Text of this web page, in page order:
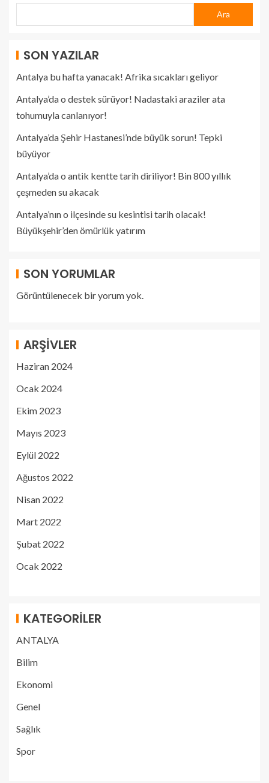
Ara
SON YAZILAR
Antalya bu hafta yanacak! Afrika sıcakları geliyor
Antalya’da o destek sürüyor! Nadastaki araziler ata
tohumuyla canlanıyor!
Antalya’da Şehir Hastanesi’nde büyük sorun! Tepki
büyüyor
Antalya’da o antik kentte tarih diriliyor! Bin 800 yıllık
çeşmeden su akacak
Antalya’nın o ilçesinde su kesintisi tarih olacak!
Büyükşehir’den ömürlük yatırım
SON YORUMLAR
Görüntülenecek bir yorum yok.
ARŞIVLER
Haziran 2024
Ocak 2024
Ekim 2023
Mayıs 2023
Eylül 2022
Ağustos 2022
Nisan 2022
Mart 2022
Şubat 2022
Ocak 2022
KATEGORILER
ANTALYA
Bilim
Ekonomi
Genel
Sağlık
Spor